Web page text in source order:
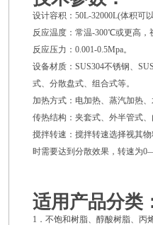
设计容积：50L-32000L(体积可
反应温度：常温-300℃或更高，
反应压力：0.001-0.5Mpa。
设备材质：SUS304不锈钢、
式、分散盘式、组合式等。
加热方式：电加热、蒸汽加热
传热结构：夹套式、外半管式
搅拌转速：搅拌转速选择视其
时需要达到分散效果，转速为
适用产品分类
1．不饱和树脂、醇酸树脂、丙